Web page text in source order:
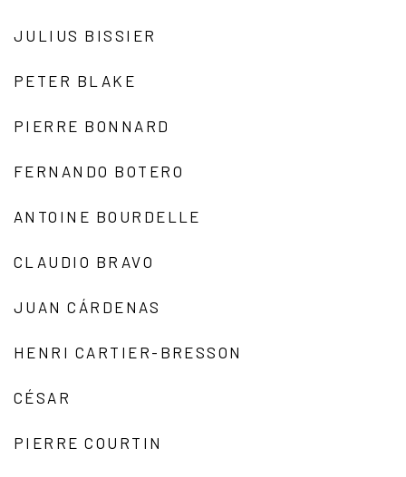
JULIUS BISSIER
PETER BLAKE
PIERRE BONNARD
FERNANDO BOTERO
ANTOINE BOURDELLE
CLAUDIO BRAVO
JUAN CÁRDENAS
HENRI CARTIER-BRESSON
CÉSAR
PIERRE COURTIN